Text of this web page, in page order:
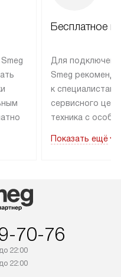
Бесплатное
Для
Smeg
к специалистам
сервисного
техника с
коммуникациям.
подключения к
Показать ещё
70-76
22:00
22:00